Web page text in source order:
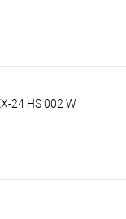
24 HS 002 W